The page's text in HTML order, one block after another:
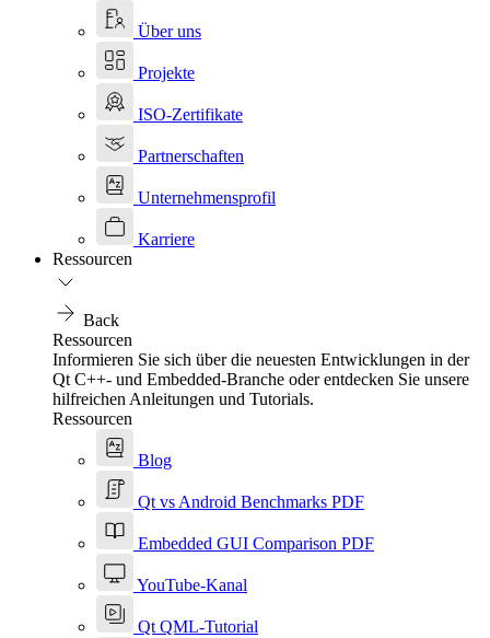
Über uns
Projekte
ISO-Zertifikate
Partnerschaften
Unternehmensprofil
Karriere
Ressourcen
Back
Ressourcen
Informieren Sie sich über die neuesten Entwicklungen in der
Qt C++- und Embedded-Branche oder entdecken Sie unsere
hilfreichen Anleitungen und Tutorials.
Ressourcen
Blog
Qt vs Android Benchmarks PDF
Embedded GUI Comparison PDF
YouTube-Kanal
Qt QML-Tutorial